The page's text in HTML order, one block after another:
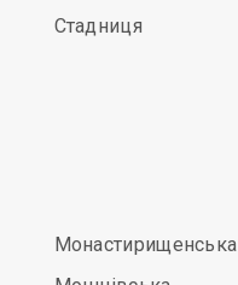
Стадниця
Монастирищенська